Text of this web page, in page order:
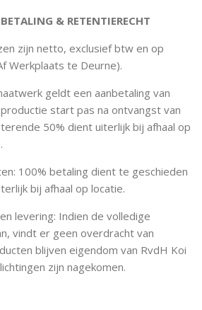
& RETENTIERECHT
zijn netto, exclusief btw en op
Werkplaats te Deurne).
geldt een aanbetaling van
start pas na ontvangst van
50% dient uiterlijk bij afhaal op
100% betaling dient te geschieden
bij afhaal op locatie.
levering: Indien de volledige
vindt er geen overdracht van
blijven eigendom van RvdH Koi
zijn nagekomen.